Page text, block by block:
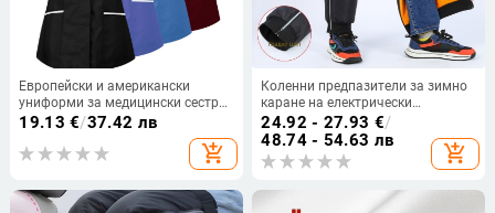
Европейски и американски
униформи за медицински сестри,
униформи за персонала в
санитария, дрехи за миене на
ръце, памучни дрехи за грижа за
ръкав, дропшипинг
19.13 €/37.42 лв
add_shopping_cart
Коленни предпазители за зимно
каране на електрически
велосипеди и мотори с подплата
от флийс, ветроустойчиви и
водоустойчиви, удебелени
24.92 - 27.93 €/
48.74 - 54.63 лв
add_shopping_cart